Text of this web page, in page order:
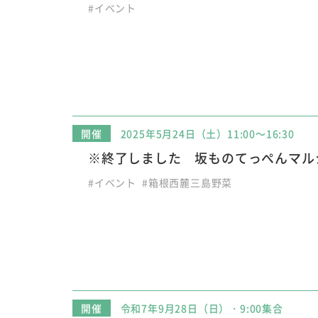
#イベント
開催 2025年5月24日（土）11:00～16:30
※終了しました 坂ものてっぺんマル
#イベント #箱根西麓三島野菜
開催 令和7年9月28日（日）・9:00集合